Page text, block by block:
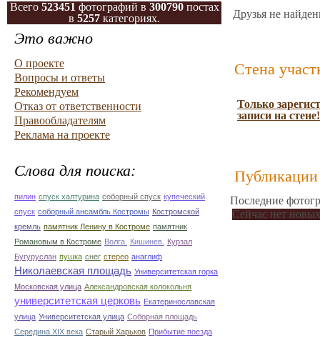
Всего 523451 фотографий в 300790постах
в 5257 категориях.
Это важно
О проекте
Вопросы и ответы
Рекомендуем
Отказ от ответственности
Правообладателям
Реклама на проекте
Слова для поиска:
пилин спуск халтурина соборный спуск купеческий
спуск соборный ансамбль Костромы Костромской
кремль памятник Ленину в Костроме памятник
Романовым в Костроме Волга. Кишинев.
Курзал
Бугуруслан пушка снег стерео анаглиф
Николаевская площадь Университетская горка
Московская улица Александровская колокольня
университетская церковь Екатеринославская
улица Университетская улица Соборная площадь
Середина XIX века Старый Харьков Прибытие поезда
Друзья не
Стена
Только
записи на стене!
Публикации
Последние
Сейчас нет